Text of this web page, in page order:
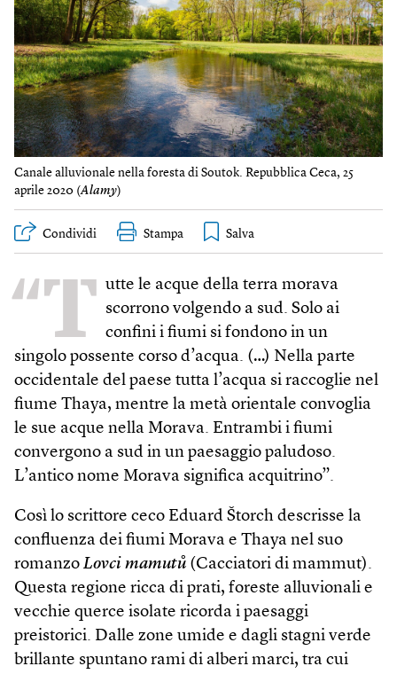
Canale alluvionale nella foresta di Soutok. Repubblica Ceca, 25
aprile 2020 (Alamy)
Condividi Stampa
“T utte le acque della terra morava
scorrono volgendo a sud. Solo ai
confini i fiumi si fondono in un
singolo possente corso d’acqua. (…) Nella parte
occidentale del paese tutta l’acqua si raccoglie nel
fiume Thaya, mentre la metà orientale convoglia
le sue acque nella Morava. Entrambi i fiumi
convergono a sud in un paesaggio paludoso.
L’antico nome Morava significa acquitrino”.
Così lo scrittore ceco Eduard Štorch descrisse la
confluenza dei fiumi Morava e Thaya nel suo
romanzo Lovci mamutů (Cacciatori di mammut).
Questa regione ricca di prati, foreste alluvionali e
vecchie querce isolate ricorda i paesaggi
preistorici. Dalle zone umide e dagli stagni verde
brillante spuntano rami di alberi marci, tra cui